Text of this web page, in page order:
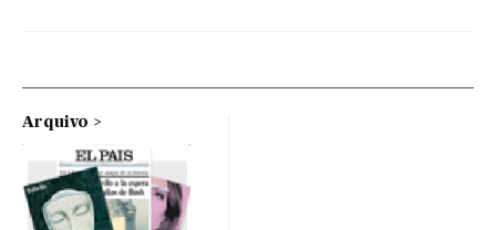
Arquivo